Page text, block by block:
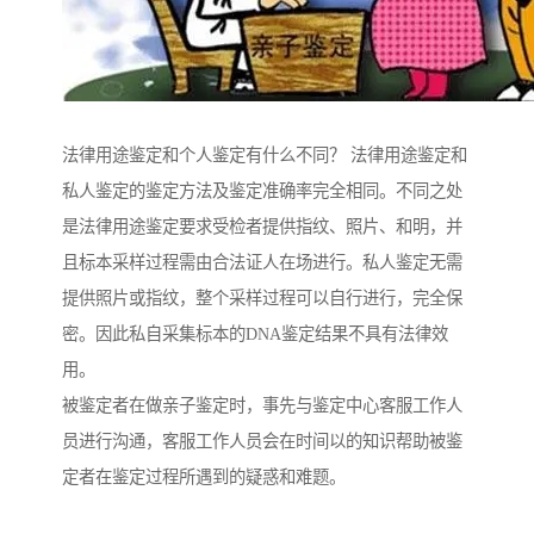
法律用途鉴定和个人鉴定有什么不同？ 法律用途鉴定和
私人鉴定的鉴定方法及鉴定准确率完全相同。不同之处
是法律用途鉴定要求受检者提供指纹、照片、和明，并
且标本采样过程需由合法证人在场进行。私人鉴定无需
提供照片或指纹，整个采样过程可以自行进行，完全保
密。因此私自采集标本的DNA鉴定结果不具有法律效
用。
被鉴定者在做亲子鉴定时，事先与鉴定中心客服工作人
员进行沟通，客服工作人员会在时间以的知识帮助被鉴
定者在鉴定过程所遇到的疑惑和难题。